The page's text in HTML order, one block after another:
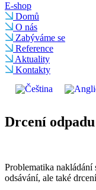
E-shop
Domů
O nás
Zabýváme se
Reference
Aktuality
Kontakty
Drcení odpadu
Problematika nakládání
odsávání, ale také